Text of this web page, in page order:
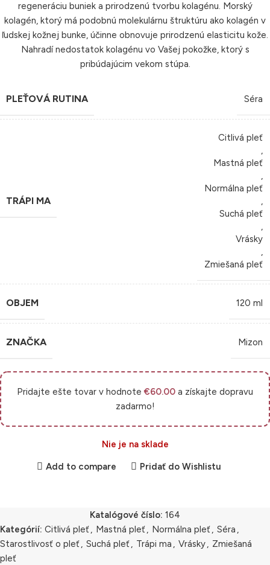
regeneráciu buniek a prirodzenú tvorbu kolagénu. Morský
kolagén, ktorý má podobnú molekulárnu štruktúru ako kolagén v
ľudskej kožnej bunke, účinne obnovuje prirodzenú elasticitu kože.
Nahradí nedostatok kolagénu vo Vašej pokožke, ktorý s
pribúdajúcim vekom stúpa.
PLEŤOVÁ RUTINA Séra
TRÁPI MA
Citlivá pleť
,
Mastná pleť
,
Normálna pleť
,
Suchá pleť
,
Vrásky
,
Zmiešaná pleť
OBJEM 120 ml
ZNAČKA Mizon
Pridajte ešte tovar v hodnote€60.00 a získajte dopravu
zadarmo!
Nie je na sklade
Add to compare Pridať do Wishlistu
Katalógové číslo: 164
Kategórií: Citlivá pleť, Mastná pleť, Normálna pleť, Séra ,
Starostlivosť o pleť, Suchá pleť, Trápi ma , Vrásky, Zmiešaná
pleť